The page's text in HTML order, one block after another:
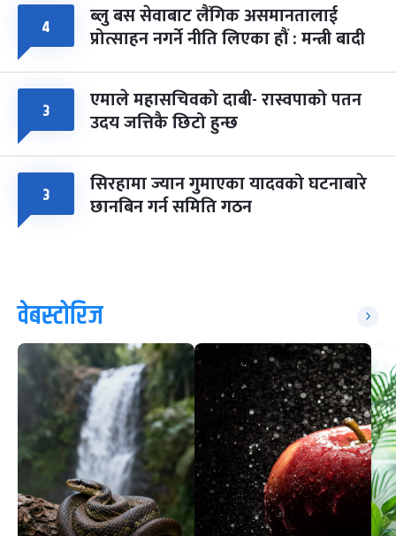
४ ब्लु बस सेवाबाट लैंगिक असमानतालाई
प्रोत्साहन नगर्ने नीति लिएका हौं : मन्त्री बादी
३ एमाले महासचिवको दाबी- रास्वपाको पतन
उदय जत्तिकै छिटो हुन्छ
३ सिरहामा ज्यान गुमाएका यादवको घटनाबारे
छानबिन गर्न समिति गठन
वेबस्टोरिज